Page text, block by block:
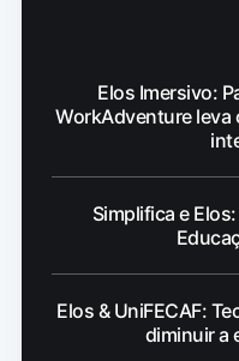
Elos Imersivo:
WorkAdventure leva
Simplifica e
Elos & UniFECAF:
diminuir a